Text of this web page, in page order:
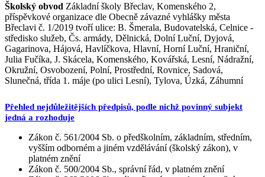
Školský obvod Základní školy Břeclav, Komenského 2,
příspěvkové organizace dle Obecně závazné vyhlášky města
Břeclavi č. 1/2019 tvoří ulice: B. Šmerala, Budovatelská, Celnice -
středisko služeb, Čs. armády, Dělnická, Dolní Luční, Dyjová,
Gagarinova, Hájová, Havlíčkova, Hlavní, Horní Luční, Hraniční,
Julia Fučíka, J. Skácela, Komenského, Kovářská, Lesní, Nádražní,
Okružní, Osvobození, Polní, Prostřední, Rovnice, Sadová,
Slunečná, třída 1. máje (po ulici Lesní), Tylova, Úzká, Záhumní
Přehled nejdůležitějších předpisů, podle nichž povinný subjekt
jedná a rozhoduje
Zákon č. 561/2004 Sb. o předškolním, základním, středním,
vyšším odborném a jiném vzdělávání (školský zákon), v
platném znění
Zákon č. 500/2004 Sb., správní řád, v platném znění